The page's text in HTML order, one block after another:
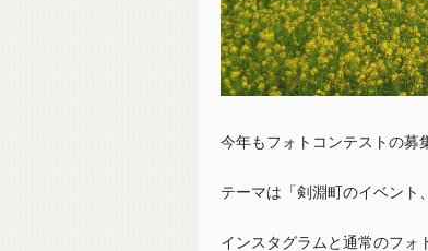
今年もフォトコンテストの募
テーマは「剣淵町のイベント
インスタグラムと通常のフォ